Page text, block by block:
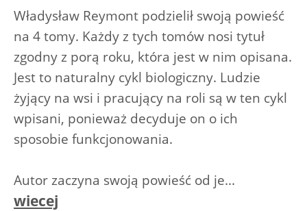
Władysław Reymont podzielił swoją powieść
na 4 tomy. Każdy z tych tomów nosi tytuł
zgodny z porą roku, która jest w nim opisana.
Jest to naturalny cykl biologiczny. Ludzie
żyjący na wsi i pracujący na roli są w ten cykl
wpisani, ponieważ decyduje on o ich
sposobie funkcjonowania.
Autor zaczyna swoją powieść od je...
wiecej